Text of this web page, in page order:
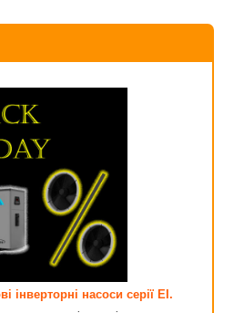
інверторні насоси серії EI.